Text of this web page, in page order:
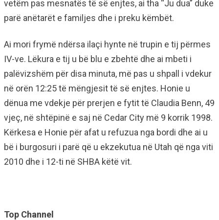
vetëm pas mesnatës të së enjtes, ai tha “Ju dua” duke
parë anëtarët e familjes dhe i preku këmbët.
Ai mori frymë ndërsa ilaçi hynte në trupin e tij përmes
IV-ve. Lëkura e tij u bë blu e zbehtë dhe ai mbeti i
palëvizshëm për disa minuta, më pas u shpall i vdekur
në orën 12:25 të mëngjesit të së enjtes. Honie u
dënua me vdekje për prerjen e fytit të Claudia Benn, 49
vjeç, në shtëpinë e saj në Cedar City më 9 korrik 1998.
Kërkesa e Honie për afat u refuzua nga bordi dhe ai u
bë i burgosuri i parë që u ekzekutua në Utah që nga viti
2010 dhe i 12-ti në SHBA këtë vit.
Top Channel